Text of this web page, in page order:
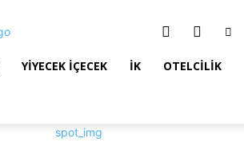
YIYECEK İÇECEK İK OTELCILIK